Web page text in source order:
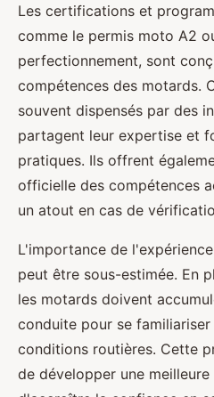
Les certifications et
comme le permis moto A2
perfectionnement, sont
compétences des motards.
souvent dispensés par des
partagent leur expertise et
pratiques. Ils offrent
officielle des compétences
un atout en cas de
L'importance de
peut être sous-estimée. En
les motards doivent
conduite pour se
conditions routières. Cette
de développer une